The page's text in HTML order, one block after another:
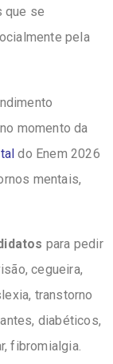
que se
pela
momento da
do Enem 2026
mentais,
para pedir
cegueira,
transtorno
diabéticos,
fibromialgia.